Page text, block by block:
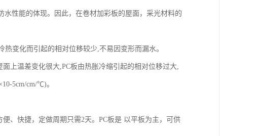
性能的体现。因此，在卷材加彩板的屋面，采光材料的
变化而引起的相对位移较少,不易因变形而漏水。
上温差变化很大,PC板由热胀冷缩引起的相对位移过大,
5cm/cm/℃)。
、快捷，定做周期只需2天。PC板是 以平板为主，可供